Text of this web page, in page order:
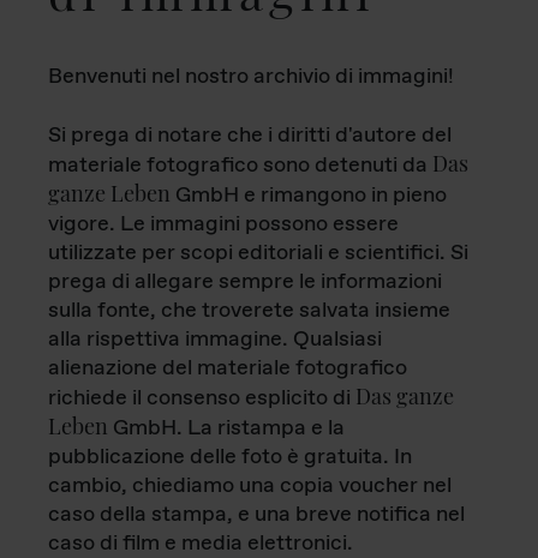
Benvenuti nel nostro archivio di immagini!
Si prega di notare che i diritti d'autore del
materiale fotografico sono detenuti da Das
ganze Leben GmbH e rimangono in pieno
vigore. Le immagini possono essere
utilizzate per scopi editoriali e scientifici. Si
prega di allegare sempre le informazioni
sulla fonte, che troverete salvata insieme
alla rispettiva immagine. Qualsiasi
alienazione del materiale fotografico
richiede il consenso esplicito di Das ganze
Leben GmbH. La ristampa e la
pubblicazione delle foto è gratuita. In
cambio, chiediamo una copia voucher nel
caso della stampa, e una breve notifica nel
caso di film e media elettronici.